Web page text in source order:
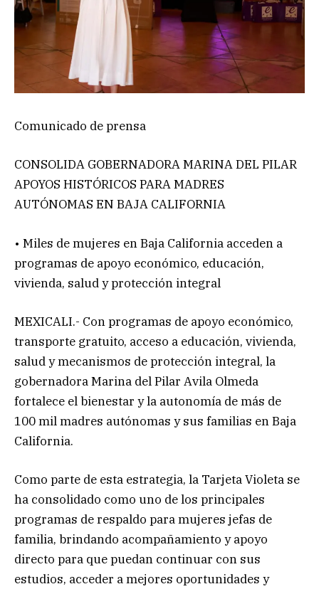
Comunicado de prensa
CONSOLIDA GOBERNADORA MARINA DEL PILAR
APOYOS HISTÓRICOS PARA MADRES
AUTÓNOMAS EN BAJA CALIFORNIA
• Miles de mujeres en Baja California acceden a
programas de apoyo económico, educación,
vivienda, salud y protección integral
MEXICALI.- Con programas de apoyo económico,
transporte gratuito, acceso a educación, vivienda,
salud y mecanismos de protección integral, la
gobernadora Marina del Pilar Avila Olmeda
fortalece el bienestar y la autonomía de más de
100 mil madres autónomas y sus familias en Baja
California.
Como parte de esta estrategia, la Tarjeta Violeta se
ha consolidado como uno de los principales
programas de respaldo para mujeres jefas de
familia, brindando acompañamiento y apoyo
directo para que puedan continuar con sus
estudios, acceder a mejores oportunidades y